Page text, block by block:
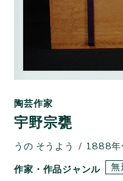
陶芸作家
宇野宗甕
うの そうよう 1888年
作家・作品ジャンル 無